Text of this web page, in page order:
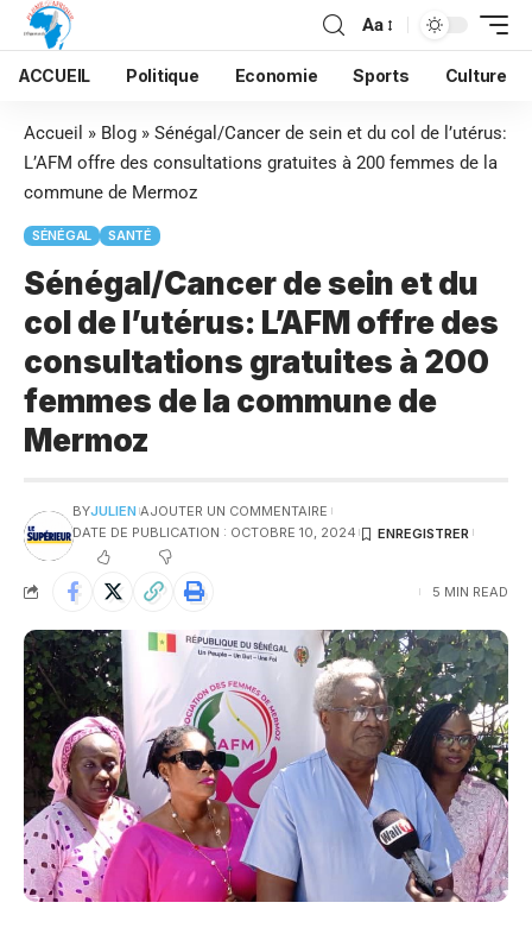
Aa
ACCUEIL Politique Economie Sports Culture
Accueil » Blog » Sénégal/Cancer de sein et du col de l’utérus:
L’AFM offre des consultations gratuites à 200 femmes de la
commune de Mermoz
SÉNÉGAL SANTÉ
Sénégal/Cancer de sein et du
col de l’utérus: L’AFM offre des
consultations gratuites à 200
femmes de la commune de
Mermoz
BYJULIEN AJOUTER UN COMMENTAIRE
DATE DE PUBLICATION : OCTOBRE 10, 2024
5 MIN READ